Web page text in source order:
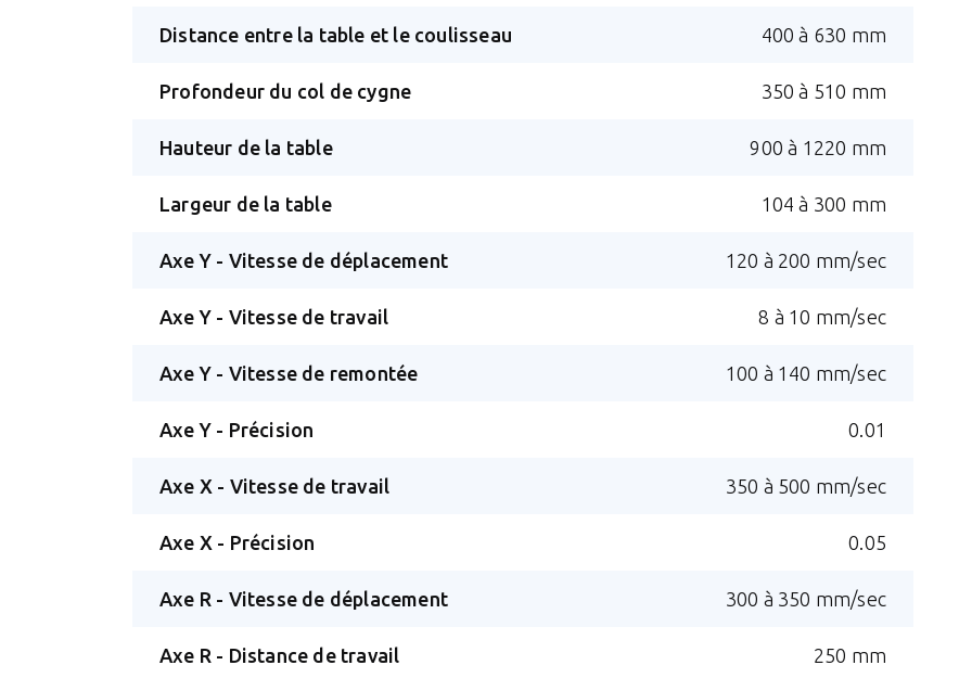
Distance entre la table et le coulisseau 400 à 630 mm
Profondeur du col de cygne 350 à 510 mm
Hauteur de la table 900 à 1220 mm
Largeur de la table 104 à 300 mm
Axe Y - Vitesse de déplacement 120 à 200 mm/sec
Axe Y - Vitesse de travail 8 à 10 mm/sec
Axe Y - Vitesse de remontée 100 à 140 mm/sec
Axe Y - Précision 0.01
Axe X - Vitesse de travail 350 à 500 mm/sec
Axe X - Précision 0.05
Axe R - Vitesse de déplacement 300 à 350 mm/sec
Axe R - Distance de travail 250 mm